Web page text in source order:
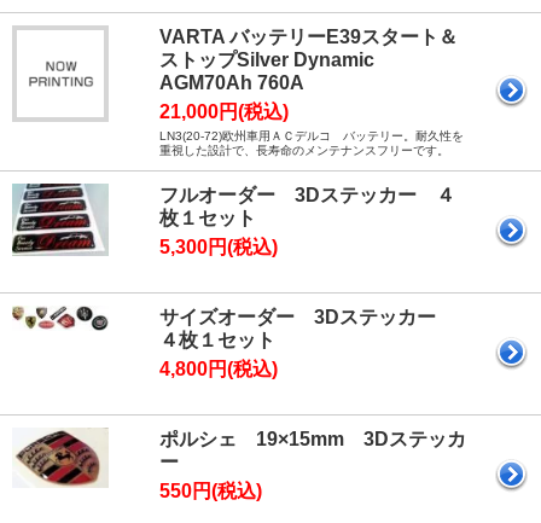
VARTA バッテリーE39スタート＆
ストップSilver Dynamic
AGM70Ah 760A
21,000円(税込)
LN3(20-72)欧州車用ＡＣデルコ バッテリー。耐久性を
重視した設計で、長寿命のメンテナンスフリーです。
フルオーダー 3Dステッカー ４
枚１セット
5,300円(税込)
サイズオーダー 3Dステッカー
４枚１セット
4,800円(税込)
ポルシェ 19×15mm 3Dステッカ
ー
550円(税込)